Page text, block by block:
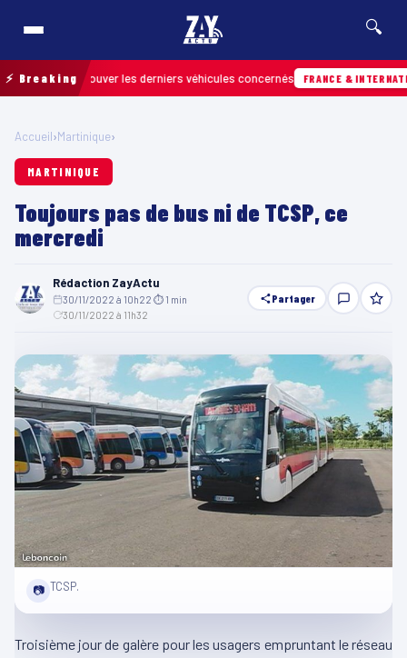
🔍
⚡ Breaking
retrouver les derniers véhicules concernés FRANCE & INTERNATIONALE
Accueil›Martinique›
MARTINIQUE
Toujours pas de bus ni de TCSP, ce
mercredi
Rédaction ZayActu
30/11/2022 à 10h22 ⏱ 1 min
30/11/2022 à 11h32
Partager
📷 TCSP.
Troisième jour de galère pour les usagers empruntant le réseau